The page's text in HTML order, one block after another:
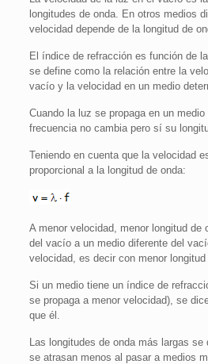
longitudes de onda. En otros medios
velocidad depende de la longitud de
El índice de refracción es función de
se define como la relación entre la
vacío y la velocidad en un medio
Cuando la luz se propaga en un
frecuencia no cambia pero sí su
Teniendo en cuenta que la velocidad
proporcional a la longitud de onda:
A menor velocidad, menor longitud de
del vacío a un medio diferente del
velocidad, es decir con menor longitud
Si un medio tiene un índice de
se propaga a menor velocidad), se
que él.
Las longitudes de onda más largas
se atrasan menos al pasar a medios